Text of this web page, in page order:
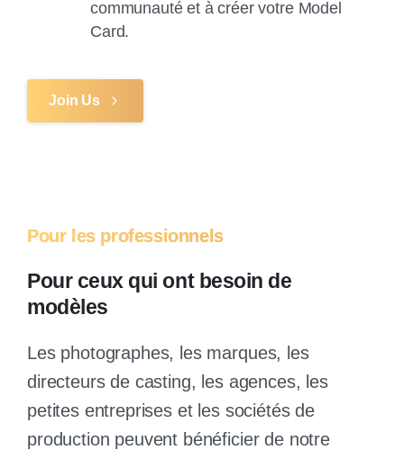
communauté et à créer votre Model
Card.
Join Us
Pour les professionnels
Pour ceux qui ont besoin de
modèles
Les photographes, les marques, les
directeurs de casting, les agences, les
petites entreprises et les sociétés de
production peuvent bénéficier de notre